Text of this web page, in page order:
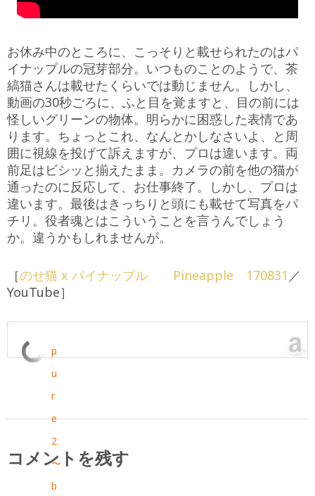
お休み中のところに、こっそりと載せられたのはパ
イナップルの冠芽部分。いつものことのようで、茶
縞猫さんは載せたくらいでは動じません。しかし、
動画の30秒ごろに、ふと目を覚ますと、目の前には
怪しいグリーンの物体。明らかに困惑した表情であ
ります。ちょっとこれ、なんとかしなさいよ、と周
囲に視線を投げて訴えますが、プロは違います。両
前足はビシッと揃えたまま。カメラの前を他の猫が
通ったのに反応して、お仕事終了。しかし、プロは
違います。最後はきっちりと頭にも載せて写真をパ
チリ。役者魂とはこういうことを言うんでしょう
か。違うかもしれませんが。
［のせ猫 x パイナップル Pineapple 170831 ／
YouTube］
p
u
r
e
2
〜
b
コメントを残す